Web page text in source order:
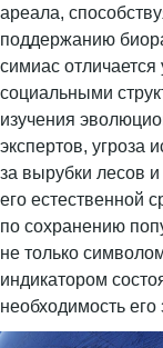
ареала,
поддержанию
симиас
социальными
изучения
экспертов, угроза
за вырубки лесов
его естественной
по сохранению
не только
индикатором
необходимость